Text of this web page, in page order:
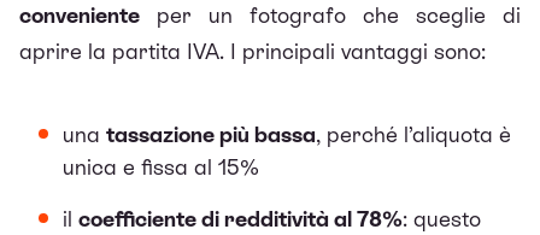
conveniente per un fotografo che sceglie di
aprire la partita IVA. I principali vantaggi sono:
una tassazione più bassa, perché l’aliquota è
unica e fissa al 15%
il coefficiente di redditività al 78%: questo